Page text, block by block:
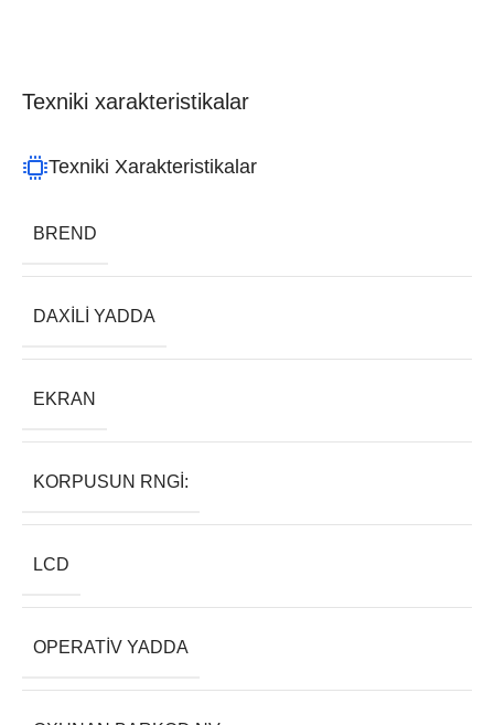
Texniki xarakteristikalar
Texniki Xarakteristikalar
BREND
DAXILI YADDA
EKRAN
KORPUSUN RNGI:
LCD
OPERATIV YADDA